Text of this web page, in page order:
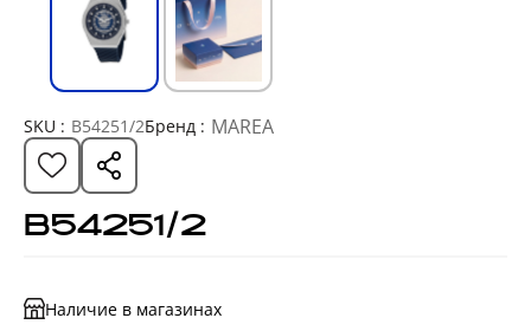
SKU : B54251/2Бренд : MAREA
B54251/2
Наличие в магазинах